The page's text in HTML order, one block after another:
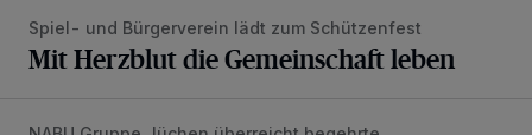
Spiel- und Bürgerverein lädt zum Schützenfest
Mit Herzblut die Gemeinschaft leben